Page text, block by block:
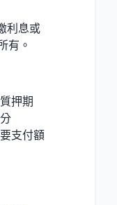
利息或
有。
押期
支付額